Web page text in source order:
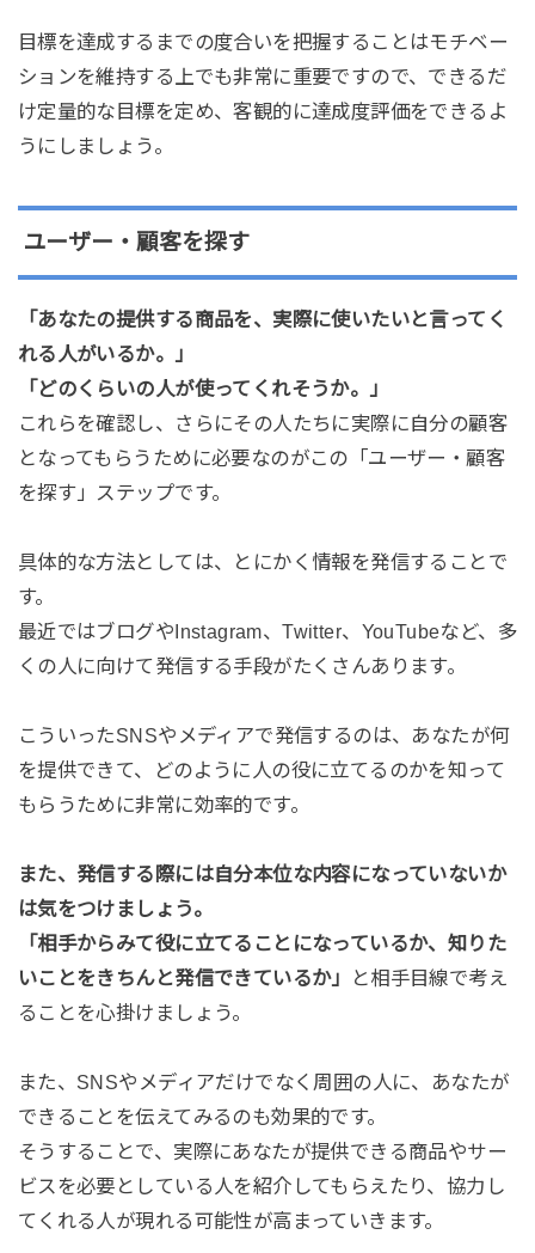
目標を達成するまでの度合いを把握することはモチベー
ションを維持する上でも非常に重要ですので、できるだ
け定量的な目標を定め、客観的に達成度評価をできるよ
うにしましょう。
ユーザー・顧客を探す
「あなたの提供する商品を、実際に使いたいと言ってく
れる人がいるか。」
「どのくらいの人が使ってくれそうか。」
これらを確認し、さらにその人たちに実際に自分の顧客
となってもらうために必要なのがこの「ユーザー・顧客
を探す」ステップです。
具体的な方法としては、とにかく情報を発信することで
す。
最近ではブログやInstagram、Twitter、YouTubeなど、多
くの人に向けて発信する手段がたくさんあります。
こういったSNSやメディアで発信するのは、あなたが何
を提供できて、どのように人の役に立てるのかを知って
もらうために非常に効率的です。
また、発信する際には自分本位な内容になっていないか
は気をつけましょう。
「相手からみて役に立てることになっているか、知りた
いことをきちんと発信できているか」
と相手目線で考え
ることを心掛けましょう。
また、SNSやメディアだけでなく周囲の人に、あなたが
できることを伝えてみるのも効果的です。
そうすることで、実際にあなたが提供できる商品やサー
ビスを必要としている人を紹介してもらえたり、協力し
てくれる人が現れる可能性が高まっていきます。